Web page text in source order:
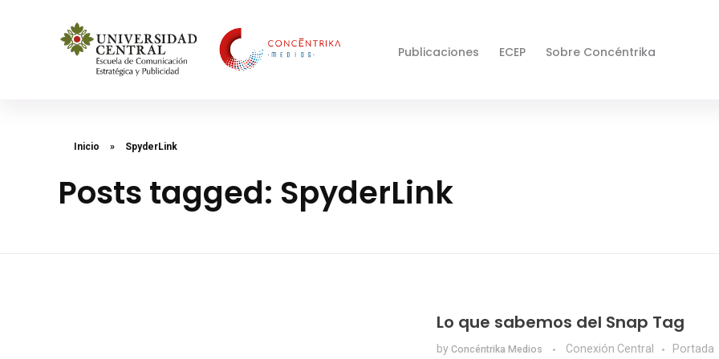
Publicaciones ECEP Sobre Concéntrika
Inicio » SpyderLink
Posts tagged: SpyderLink
Lo que sabemos del Snap Tag
by Concéntrika Medios Conexión Central Portada